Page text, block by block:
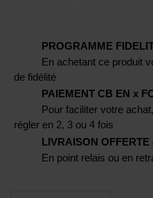
PROGRAMME
En achetant ce produit
de fidélité
PAIEMENT CB EN x
Pour faciliter votre
régler en 2, 3 ou 4 fois
LIVRAISON
En point relais ou en